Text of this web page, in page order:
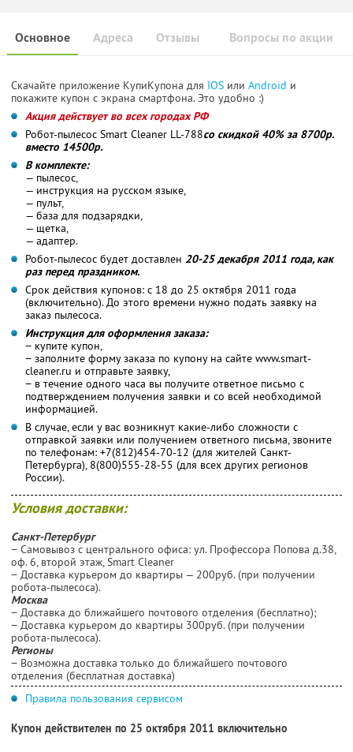
Основное Отзывы Вопросы по акции
Адреса
Скачайте приложение КупиКупона для IOS или Android и
покажите купон с экрана смартфона. Это удобно :)
Акция действует во всех городах РФ
Робот-пылесос Smart Cleaner LL-788со скидкой 40% за 8700р.
вместо 14500р.
В комплекте:
— пылесос,
— инструкция на русском языке,
— пульт,
— база для подзарядки,
— щетка,
— адаптер.
Робот-пылесос будет доставлен 20-25 декабря 2011 года, как
раз перед праздником.
Срок действия купонов: с 18 до 25 октября 2011 года
(включительно). До этого времени нужно подать заявку на
заказ пылесоса.
Инструкция для оформления заказа:
− купите купон,
− заполните форму заказа по купону на сайте www.smart-
cleaner.ru и отправьте заявку,
− в течение одного часа вы получите ответное письмо с
подтверждением получения заявки и со всей необходимой
информацией.
В случае, если у вас возникнут какие-либо сложности с
отправкой заявки или получением ответного письма, звоните
по телефонам: +7(812)454-70-12 (для жителей Санкт-
Петербурга), 8(800)555-28-55 (для всех других регионов
России).
Условия доставки:
Санкт-Петербург
− Самовывоз с центрального офиса: ул. Профессора Попова д.38,
оф. 6, второй этаж, Smart Cleaner
− Доставка курьером до квартиры — 200руб. (при получении
робота-пылесоса).
Москва
− Доставка до ближайшего почтового отделения (бесплатно);
− Доставка курьером до квартиры 300руб. (при получении
робота-пылесоса).
Регионы
− Возможна доставка только до ближайшего почтового
отделения (бесплатная доставка)
Правила пользования сервисом
Купон действителен по 25 октября 2011 включительно